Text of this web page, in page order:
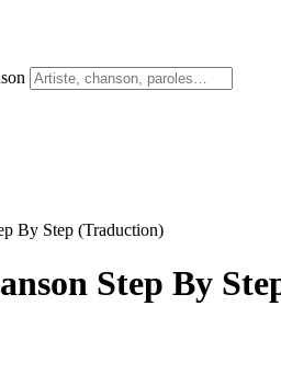
By Step (Traduction)
Step By